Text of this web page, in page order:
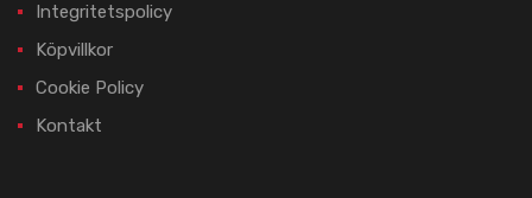
Integritetspolicy
Köpvillkor
Cookie Policy
Kontakt